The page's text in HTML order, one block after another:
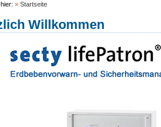
» Startseite
Willkommen